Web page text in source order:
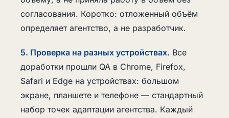
согласования. Коротко: отложенный объём
определяет агентство, а не разработчик.
5. Проверка на разных устройствах. Все
доработки прошли QA в Chrome, Firefox,
Safari и Edge на устройствах: большом
экране, планшете и телефоне — стандартный
набор точек адаптации агентства. Каждый